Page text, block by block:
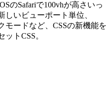
のSafariで100vhが高さいっ
いビューポート単位、
モードなど、CSSの新機能を
トCSS。